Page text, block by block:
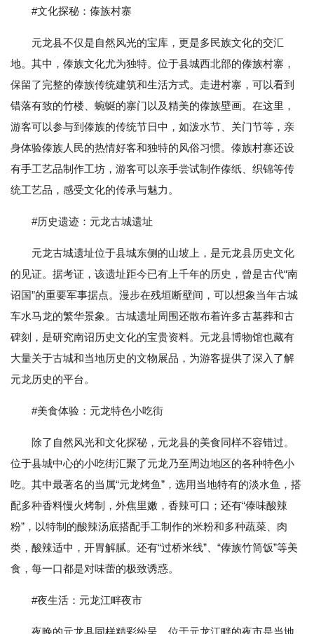
#文化探秘：傣族村寨
元龙县不仅是自然风光的宝库，更是多民族文化的交汇
地。其中，傣族文化尤为独特。位于县城西北部的傣族村寨，
保留了完整的傣族传统建筑和生活方式。走进村寨，可以看到
错落有致的竹楼、蜿蜒的寨门以及精美的傣族壁画。在这里，
游客可以参与到傣族的传统节日中，如泼水节、关门节等，亲
身体验傣族人民的热情好客和独特的风俗习惯。傣族村寨还设
有手工艺品制作工坊，游客可以亲手尝试制作傣纸、织锦等传
统工艺品，感受文化的传承与魅力。
#历史遗迹：元龙古城遗址
元龙古城遗址位于县城东侧的山坡上，是元龙县历史文化
的见证。据考证，该遗址距今已有上千年的历史，曾是古代“南
诏国”的重要军事据点。漫步在残垣断壁间，可以想象当年古城
车水马龙的繁华景象。古城遗址周围还散布着许多古墓葬和古
碑刻，是研究南诏历史文化的宝贵资料。元龙县博物馆也藏有
大量关于古城和当地历史的文物展品，为游客提供了深入了解
元龙历史的平台。
#美食体验：元龙特色小吃街
除了自然风光和文化探秘，元龙县的美食同样不容错过。
位于县城中心的小吃街汇聚了元龙乃至周边地区的各种特色小
吃。其中最著名的当属“元龙烤鱼”，选用当地特有的淡水鱼，搭
配多种香料慢火烤制，外焦里嫩，香辣可口；还有“傣味酸辣
粉”，以特制的酸辣汤底搭配手工制作的米粉和多种蔬菜、肉
类，酸辣适中，开胃解腻。还有“过桥米线”、“傣族竹筒饭”等美
食，每一口都是对味蕾的极致诱惑。
#夜生活：元龙江畔夜市
夜晚的元龙县同样精彩纷呈。位于元龙江畔的夜市是当地